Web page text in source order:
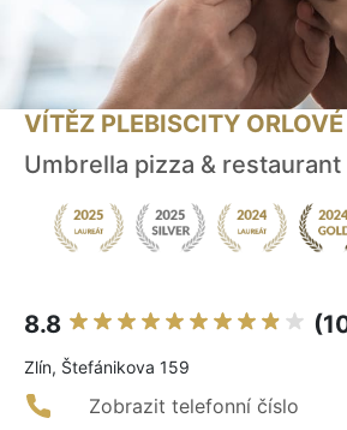
VÍTĚZ PLEBISCITY ORLOVÉ
Umbrella pizza & restaurant
8.8
Zlín, Štefánikova 159
Zobrazit telefonní číslo